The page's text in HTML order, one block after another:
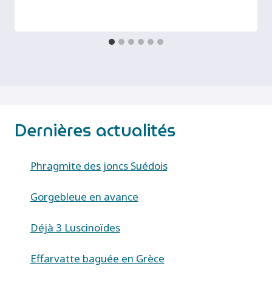
Dernières actualités
Phragmite des joncs Suédois
Gorgebleue en avance
Déjà 3 Luscinoïdes
Effarvatte baguée en Grèce